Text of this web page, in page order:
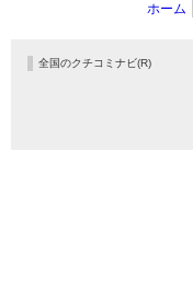
ホーム
全国のクチコミナビ(R)